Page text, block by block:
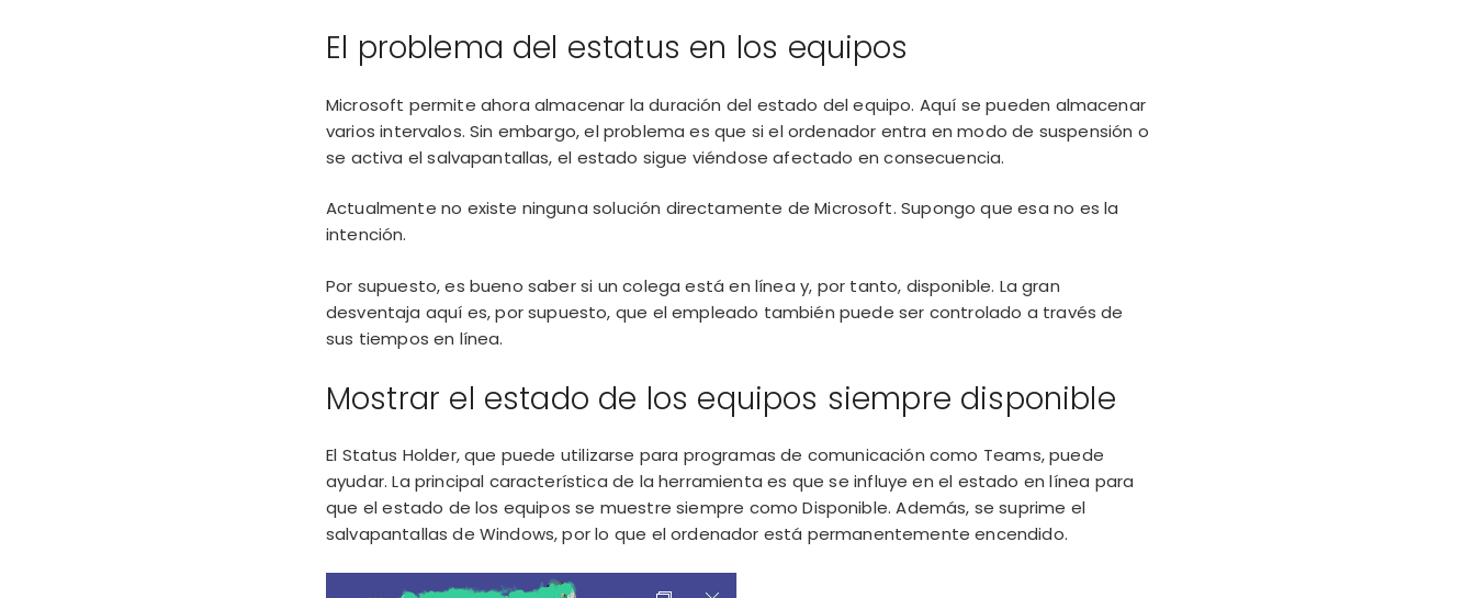
El problema del estatus en los equipos
Microsoft permite ahora almacenar la duración del estado del equipo. Aquí se pueden almacenar
varios intervalos. Sin embargo, el problema es que si el ordenador entra en modo de suspensión o
se activa el salvapantallas, el estado sigue viéndose afectado en consecuencia.
Actualmente no existe ninguna solución directamente de Microsoft. Supongo que esa no es la
intención.
Por supuesto, es bueno saber si un colega está en línea y, por tanto, disponible. La gran
desventaja aquí es, por supuesto, que el empleado también puede ser controlado a través de
sus tiempos en línea.
Mostrar el estado de los equipos siempre disponible
El Status Holder, que puede utilizarse para programas de comunicación como Teams, puede
ayudar. La principal característica de la herramienta es que se influye en el estado en línea para
que el estado de los equipos se muestre siempre como Disponible. Además, se suprime el
salvapantallas de Windows, por lo que el ordenador está permanentemente encendido.